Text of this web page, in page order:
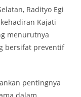
Radityo Egi
Kajati
menurutnya
bersifat preventif
pentingnya